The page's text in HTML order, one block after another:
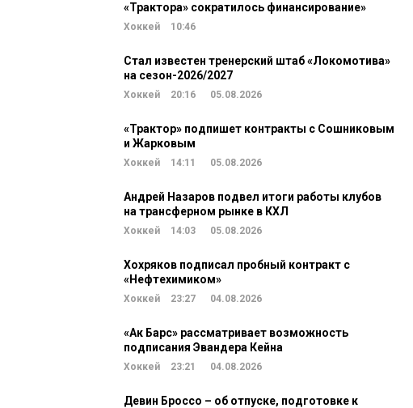
«Трактора» сократилось финансирование»
Хоккей 10:46
Стал известен тренерский штаб «Локомотива»
на сезон-2026/2027
Хоккей 20:16 05.08.2026
«Трактор» подпишет контракты с Сошниковым
и Жарковым
Хоккей 14:11 05.08.2026
Андрей Назаров подвел итоги работы клубов
на трансферном рынке в КХЛ
Хоккей 14:03 05.08.2026
Хохряков подписал пробный контракт с
«Нефтехимиком»
Хоккей 23:27 04.08.2026
«Ак Барс» рассматривает возможность
подписания Эвандера Кейна
Хоккей 23:21 04.08.2026
Девин Броссо – об отпуске, подготовке к